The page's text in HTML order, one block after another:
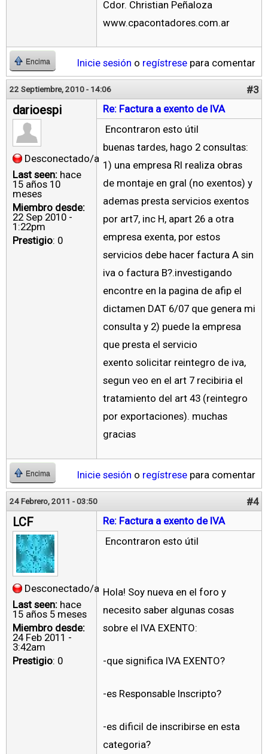
Cdor. Christian Peñaloza
www.cpacontadores.com.ar
Encima Inicie sesión o regístrese para comentar
22 Septiembre, 2010 - 14:06 #3
darioespi
Desconectado/a
Last seen: hace
15 años 10
meses
Miembro desde:
22 Sep 2010 -
1:22pm
Prestigio: 0
Re: Factura a exento de IVA
Encontraron esto útil
buenas tardes, hago 2 consultas:
1) una empresa RI realiza obras
de montaje en gral (no exentos) y
ademas presta servicios exentos
por art7, inc H, apart 26 a otra
empresa exenta, por estos
servicios debe hacer factura A sin
iva o factura B?.investigando
encontre en la pagina de afip el
dictamen DAT 6/07 que genera mi
consulta y 2) puede la empresa
que presta el servicio
exento solicitar reintegro de iva,
segun veo en el art 7 recibiria el
tratamiento del art 43 (reintegro
por exportaciones). muchas
gracias
Encima Inicie sesión o regístrese para comentar
24 Febrero, 2011 - 03:50 #4
LCF
Desconectado/a
Last seen: hace
15 años 5 meses
Miembro desde:
24 Feb 2011 -
3:42am
Prestigio: 0
Re: Factura a exento de IVA
Encontraron esto útil
Hola! Soy nueva en el foro y
necesito saber algunas cosas
sobre el IVA EXENTO:
-que significa IVA EXENTO?
-es Responsable Inscripto?
-es dificil de inscribirse en esta
categoria?